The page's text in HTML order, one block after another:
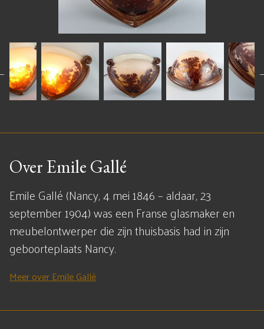
Over Emile Gallé
Emile Gallé (Nancy, 4 mei 1846 – aldaar, 23
september 1904) was een Franse glasmaker en
meubelontwerper die zijn thuisbasis had in zijn
geboorteplaats Nancy.
Meer over Emile Gallé